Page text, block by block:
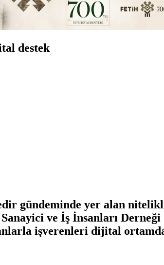
destek
gündeminde yer alan
ve İş İnsanları
işverenleri dijital